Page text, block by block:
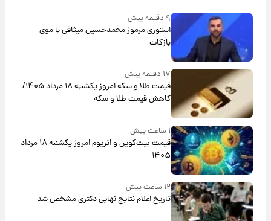
۹ دقیقه پیش
استوری مرموز محمدحسین میثاقی با موی
بازکات
۱۷ دقیقه پیش
قیمت طلا و سکه امروز یکشنبه ۱۸ مرداد ۱۴۰۵/
کاهش قیمت طلا و سکه
۱ ساعت پیش
قیمت بیت‌کوین و اتریوم امروز یکشنبه ۱۸ مرداد
۱۴۰۵
۱۲ ساعت پیش
تاریخ اعلام نتایج نهایی دکتری مشخص شد